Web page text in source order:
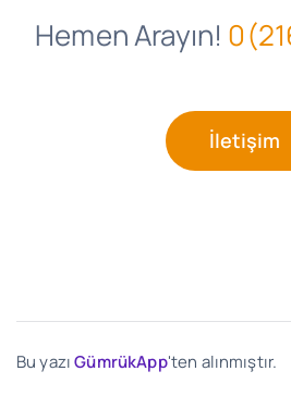
Hemen Arayın!
İletişim
Bu yazıGümrükApp'ten alınmıştır.